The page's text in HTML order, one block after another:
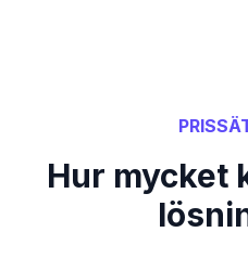
Hur mycket